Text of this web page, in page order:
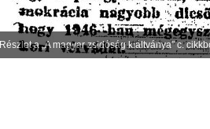
Részlet a „A magyar zsidóság kiáltványa" c.